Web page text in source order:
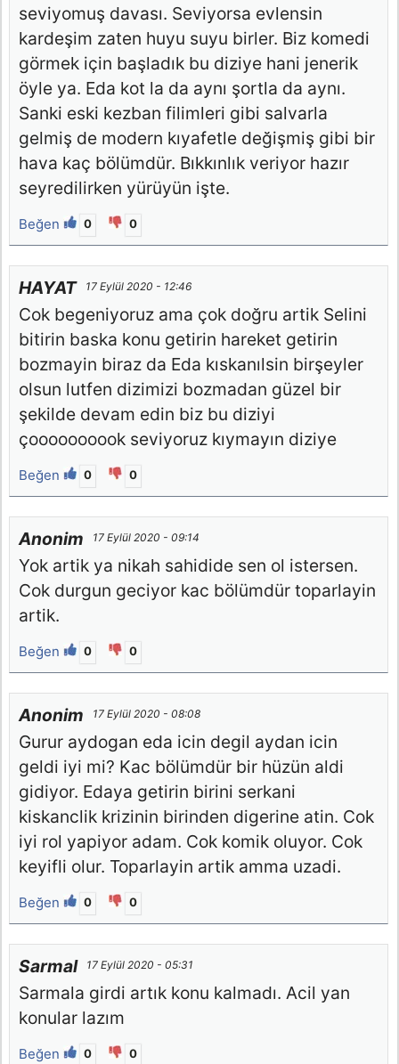
seviyomuş davası. Seviyorsa evlensin
kardeşim zaten huyu suyu birler. Biz komedi
görmek için başladık bu diziye hani jenerik
öyle ya. Eda kot la da aynı şortla da aynı.
Sanki eski kezban filimleri gibi salvarla
gelmiş de modern kıyafetle değişmiş gibi bir
hava kaç bölümdür. Bıkkınlık veriyor hazır
seyredilirken yürüyün işte.
Beğen 0 0
HAYAT 17 Eylül 2020 - 12:46
Cok begeniyoruz ama çok doğru artik Selini
bitirin baska konu getirin hareket getirin
bozmayin biraz da Eda kıskanılsin birşeyler
olsun lutfen dizimizi bozmadan güzel bir
şekilde devam edin biz bu diziyi
çoooooooook seviyoruz kıymayın diziye
Beğen 0 0
Anonim 17 Eylül 2020 - 09:14
Yok artik ya nikah sahidide sen ol istersen.
Cok durgun geciyor kac bölümdür toparlayin
artik.
Beğen 0 0
Anonim 17 Eylül 2020 - 08:08
Gurur aydogan eda icin degil aydan icin
geldi iyi mi? Kac bölümdür bir hüzün aldi
gidiyor. Edaya getirin birini serkani
kiskanclik krizinin birinden digerine atin. Cok
iyi rol yapiyor adam. Cok komik oluyor. Cok
keyifli olur. Toparlayin artik amma uzadi.
Beğen 0 0
Sarmal 17 Eylül 2020 - 05:31
Sarmala girdi artık konu kalmadı. Acil yan
konular lazım
Beğen 0 0